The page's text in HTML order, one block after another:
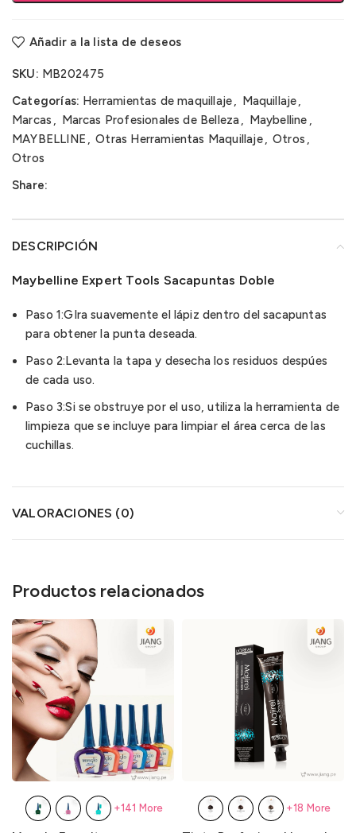
Añadir a la lista de deseos
SKU: MB202475
Categorías: Herramientas de maquillaje, Maquillaje,
Marcas , Marcas Profesionales de Belleza, Maybelline ,
MAYBELLINE , Otras Herramientas Maquillaje, Otros ,
Otros
Share:
DESCRIPCIÓN
Maybelline Expert Tools Sacapuntas Doble
Paso 1:GIra suavemente el lápiz dentro del sacapuntas
para obtener la punta deseada.
Paso 2:Levanta la tapa y desecha los residuos despúes
de cada uso.
Paso 3:Si se obstruye por el uso, utiliza la herramienta de
limpieza que se incluye para limpiar el área cerca de las
cuchillas.
VALORACIONES (0)
Productos relacionados
+141 More +18 More